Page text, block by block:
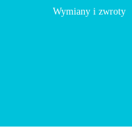
Wymiany i zwroty